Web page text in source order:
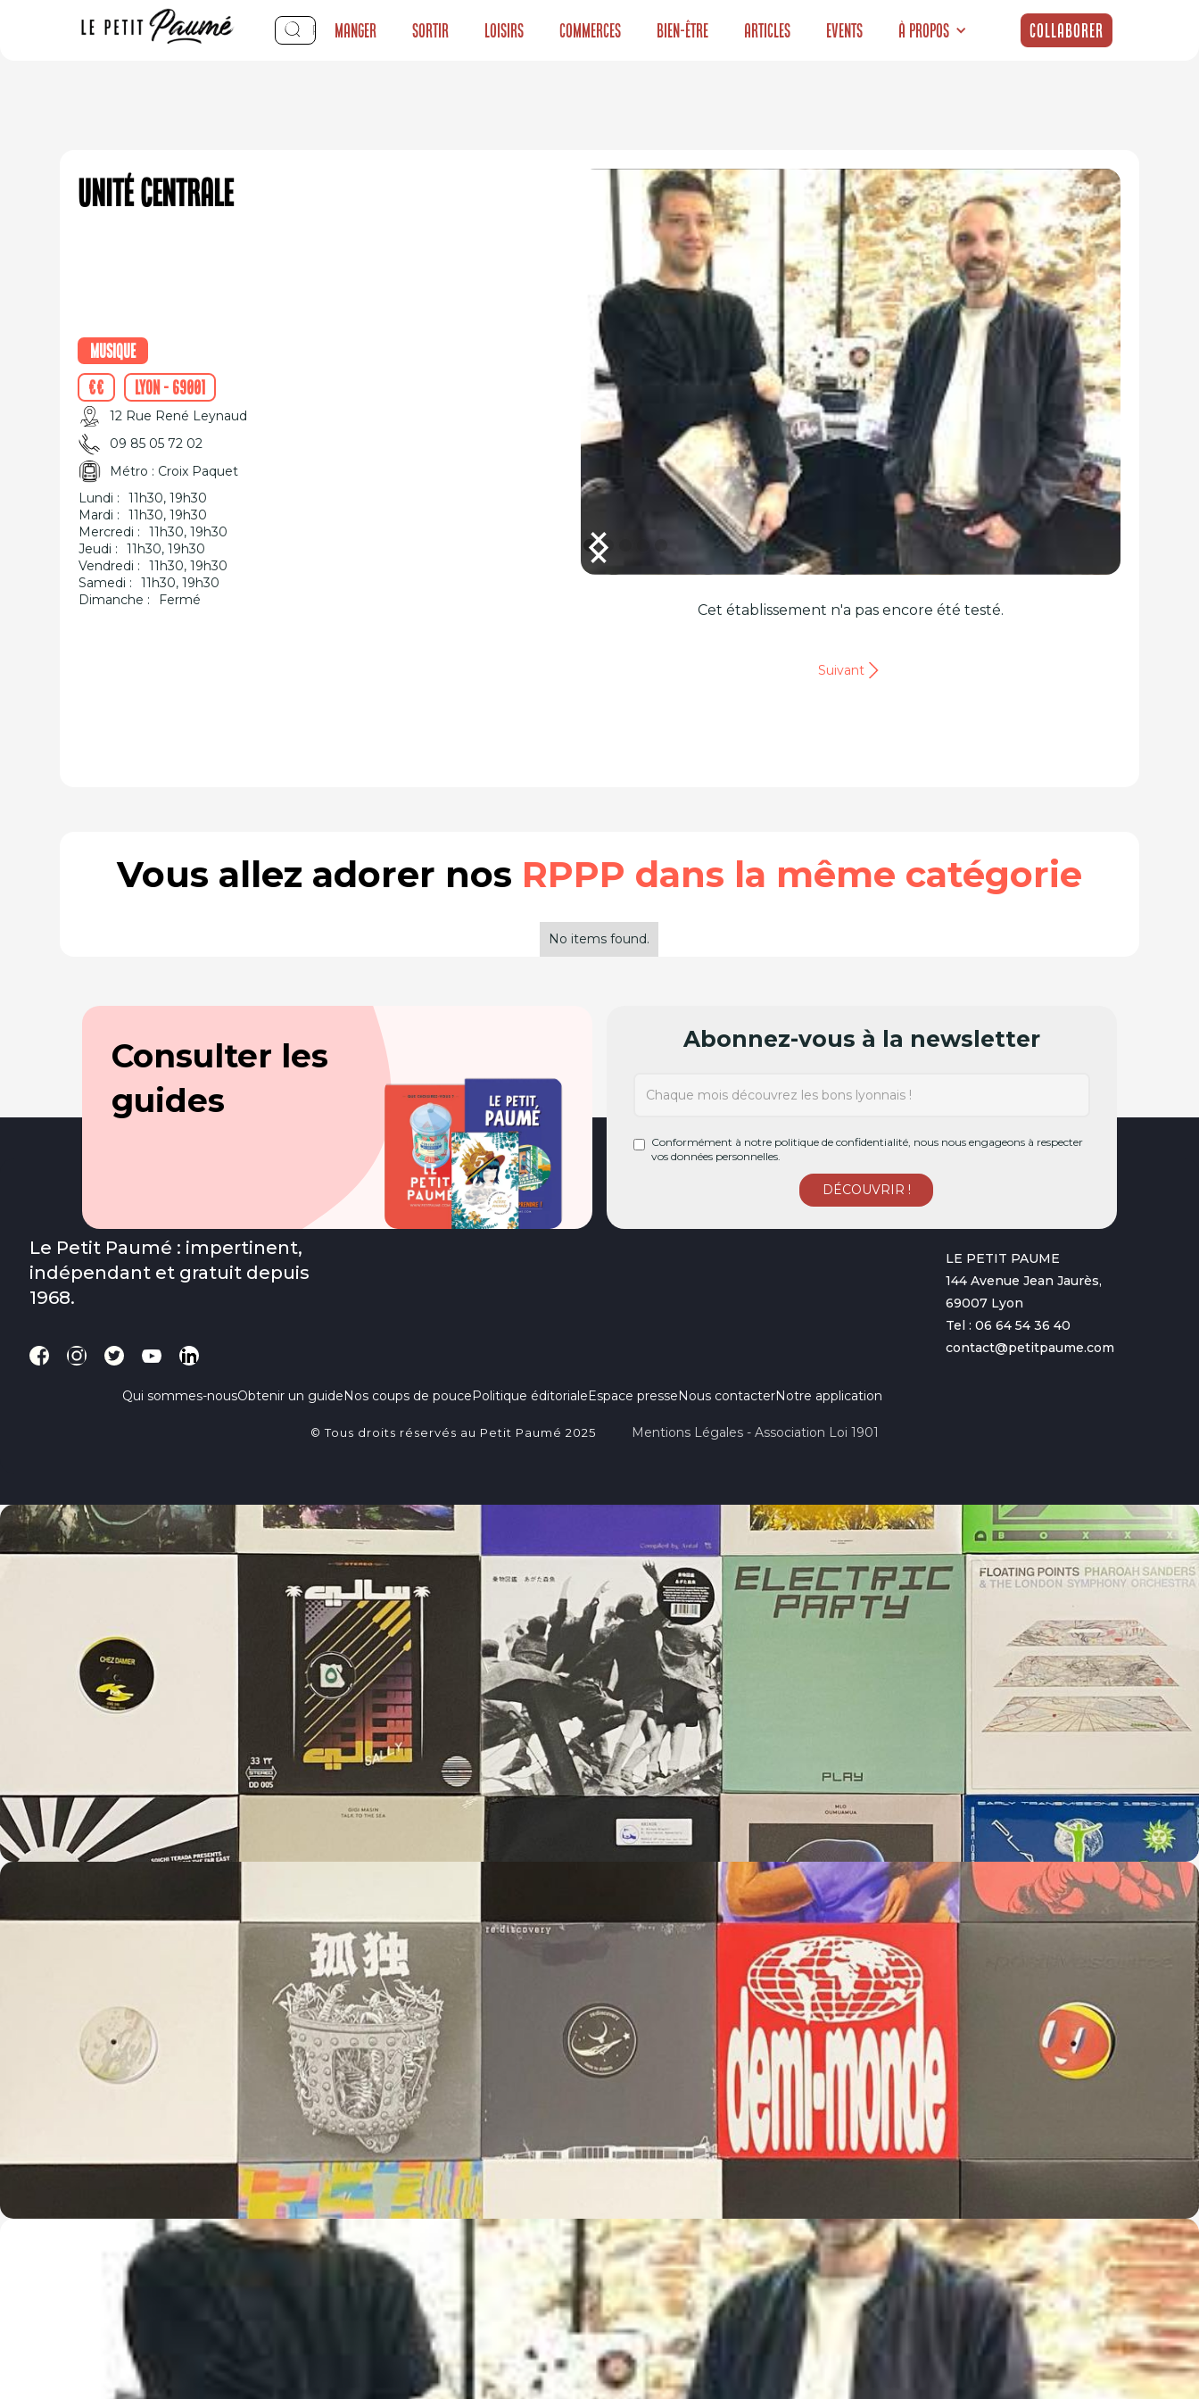
Manger Sortir Loisirs Commerces Bien-être Articles Events À propos Collaborer
Unité Centrale
Musique
€€
Lyon - 69001
12 Rue René Leynaud
09 85 05 72 02
Métro : Croix Paquet
Lundi :
11h30, 19h30
Mardi :
11h30, 19h30
Mercredi :
11h30, 19h30
Jeudi :
11h30, 19h30
Vendredi :
11h30, 19h30
Samedi :
11h30, 19h30
Dimanche :
Fermé
Cet établissement n'a pas encore été testé.
Suivant
Vous allez adorer nos RPPP dans la même catégorie
No items found.
Consulter les
guides
Abonnez-vous à la newsletter
Conformément à notre politique de confidentialité, nous nous engageons à respecter
vos données personnelles.
Le Petit Paumé : impertinent,
indépendant et gratuit depuis
1968.
Qui sommes-nousObtenir un guideNos coups de poucePolitique éditorialeEspace presseNous contacterNotre application
LE PETIT PAUME
144 Avenue Jean Jaurès,
69007 Lyon
Tel : 06 64 54 36 40
contact@petitpaume.com
© Tous droits réservés au Petit Paumé 2025 Mentions Légales - Association Loi 1901